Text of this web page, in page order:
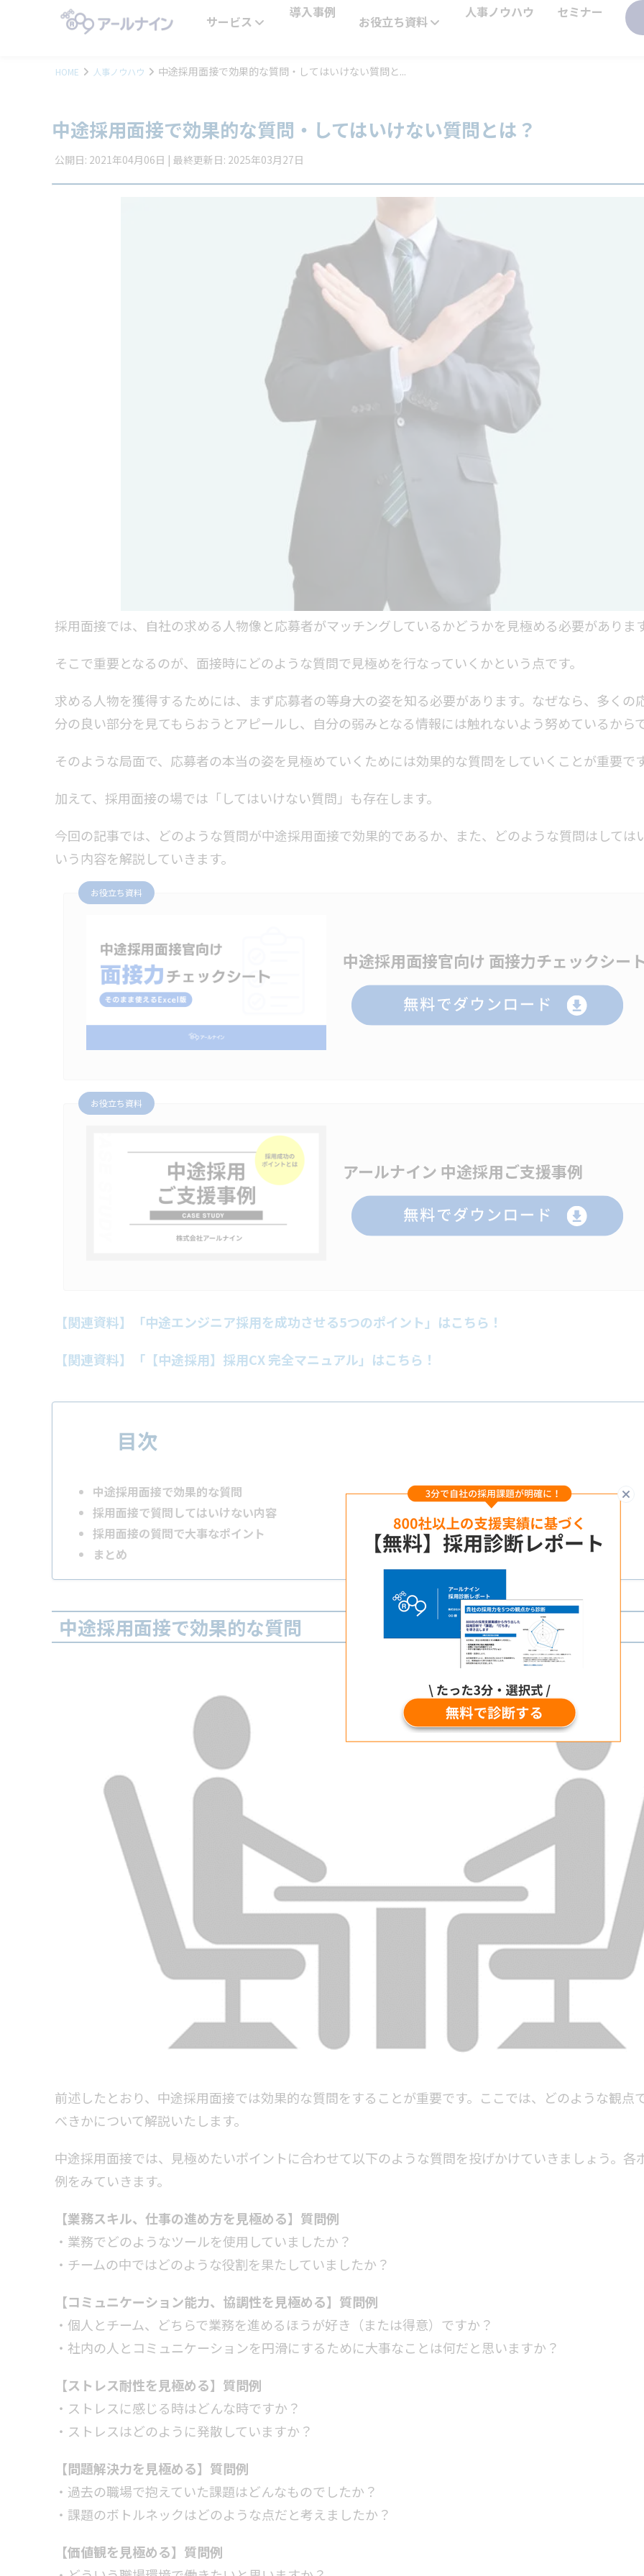
サービス
導入事例
お役立ち資料
人事ノウハウ セミナー
HOME 人事ノウハウ 中途採用面接で効果的な質問・してはいけない質問と...
中途採用面接で効果的な質問・してはいけない質問とは？
公開日: 2021年04月06日 | 最終更新日: 2025年03月27日
採用面接では、自社の求める人物像と応募者がマッチングしているかどうかを見極める必要がありま
そこで重要となるのが、面接時にどのような質問で見極めを行なっていくかという点です。
求める人物を獲得するためには、まず応募者の等身大の姿を知る必要があります。なぜなら、多くの
分の良い部分を見てもらおうとアピールし、自分の弱みとなる情報には触れないよう努めているから
そのような局面で、応募者の本当の姿を見極めていくためには効果的な質問をしていくことが重要で
加えて、採用面接の場では「してはいけない質問」も存在します。
今回の記事では、どのような質問が中途採用面接で効果的であるか、また、どのような質問はしては
いう内容を解説していきます。
お役立ち資料
中途採用面接官向け 面接力チェックシー
お役立ち資料
アールナイン 中途採用ご支援事例
【関連資料】「中途エンジニア採用を成功させる5つのポイント」はこちら！
【関連資料】「【中途採用】採用CX 完全マニュアル」はこちら！
目次
中途採用面接で効果的な質問
採用面接で質問してはいけない内容
採用面接の質問で大事なポイント
まとめ
中途採用面接で効果的な質問
前述したとおり、中途採用面接では効果的な質問をすることが重要です。ここでは、どのような観点
べきかについて解説いたします。
中途採用面接では、見極めたいポイントに合わせて以下のような質問を投げかけていきましょう。各
例をみていきます。
【業務スキル、仕事の進め方を見極める】質問例
・業務でどのようなツールを使用していましたか？
・チームの中ではどのような役割を果たしていましたか？
【コミュニケーション能力、協調性を見極める】質問例
・個人とチーム、どちらで業務を進めるほうが好き（または得意）ですか？
・社内の人とコミュニケーションを円滑にするために大事なことは何だと思いますか？
【ストレス耐性を見極める】質問例
・ストレスに感じる時はどんな時ですか？
・ストレスはどのように発散していますか？
【問題解決力を見極める】質問例
・過去の職場で抱えていた課題はどんなものでしたか？
・課題のボトルネックはどのような点だと考えましたか？
【価値観を見極める】質問例